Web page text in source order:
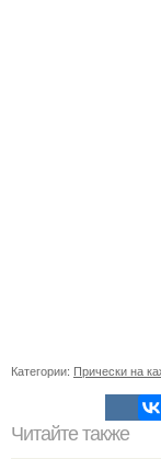
Категории: Прически на
Читайте также